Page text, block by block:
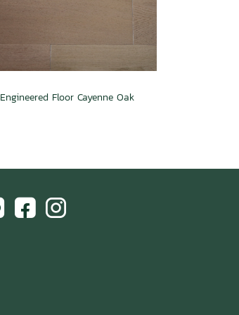
Engineered Floor Cayenne Oak